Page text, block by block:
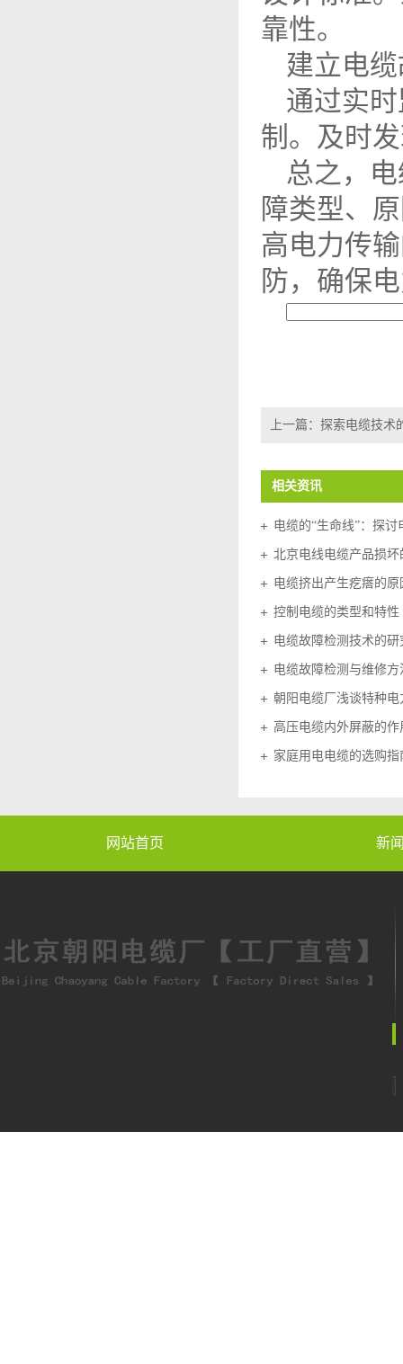
靠性。
建立电
通过实
制。及时
总之，
障类型、
高电力传
防，确保
上一篇： 探索电缆技术
相关资讯
电缆的“生命线”：探
北京电线电缆产品损
电缆挤出产生疙瘩的
控制电缆的类型和特性
电缆故障检测技术的研
电缆故障检测与维修方
朝阳电缆厂浅谈特种
高压电缆内外屏蔽的作
家庭用电电缆的选购指
网站首页 新